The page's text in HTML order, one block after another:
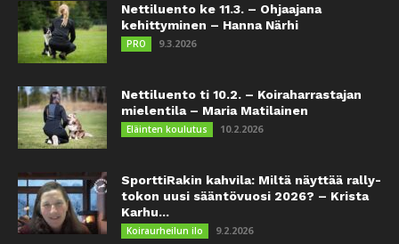
Nettiluento ke 11.3. – Ohjaajana
kehittyminen – Hanna Närhi
PRO 9.3.2026
Nettiluento ti 10.2. – Koiraharrastajan
mielentila – Maria Matilainen
Eläinten koulutus 10.2.2026
SporttiRakin kahvila: Miltä näyttää rally-
tokon uusi sääntövuosi 2026? – Krista
Karhu...
Koiraurheilun ilo 9.2.2026